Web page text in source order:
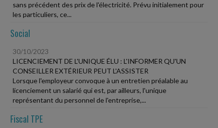
sans précédent des prix de l'électricité. Prévu initialement pour
les particuliers, ce...
Social
30/10/2023
LICENCIEMENT DE L'UNIQUE ÉLU : L'INFORMER QU'UN
CONSEILLER EXTÉRIEUR PEUT L'ASSISTER
Lorsque l'employeur convoque à un entretien préalable au
licenciement un salarié qui est, par ailleurs, l'unique
représentant du personnel de l'entreprise,...
Fiscal TPE